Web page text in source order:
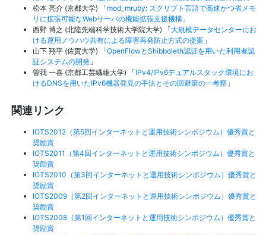
松本 亮介 (京都大学) 「mod_mruby: スクリプト言語で高速かつ省メモ
リに拡張可能なWebサーバの機能拡張支援機構 」
西野 博之 (北陸先端科学技術大学院大学) 「大規模データセンターにお
ける運用ノウハウ共有による障害再発防止方式の提案 」
山下 翔平 (佐賀大学) 「OpenFlowとShibboleth認証を用いた利用者認
証システムの開発 」
曽我 一喜 (京都工芸繊維大学) 「IPv4/IPv6デュアルスタック環境にお
けるDNSを用いたIPv6機器発見の手法とその回避策の一考察 」
関連リンク
IOTS2012（第5回インターネットと運用技術シンポジウム）優秀賞と
奨励賞
IOTS2011（第4回インターネットと運用技術シンポジウム）優秀賞と
奨励賞
IOTS2010（第3回インターネットと運用技術シンポジウム）優秀賞と
奨励賞
IOTS2009（第2回インターネットと運用技術シンポジウム）優秀賞と
奨励賞
IOTS2008（第1回インターネットと運用技術シンポジウム）優秀賞と
奨励賞